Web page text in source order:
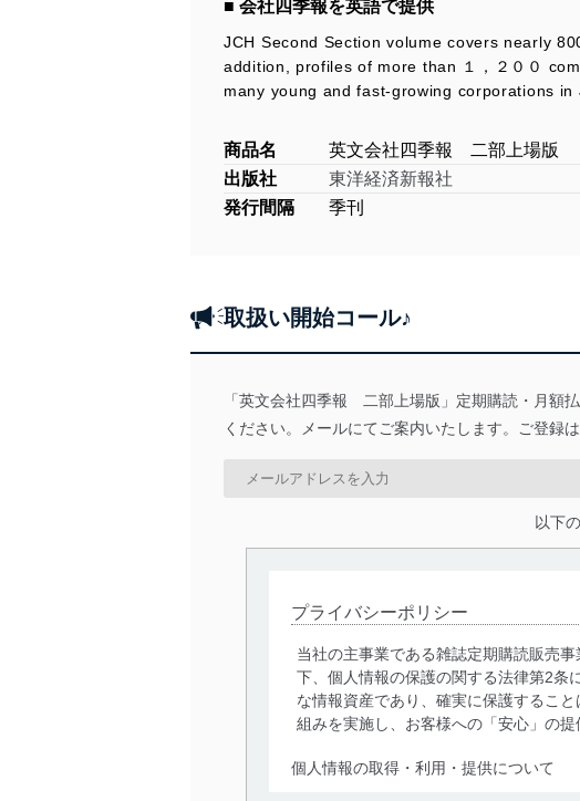
■ 会社四季報を英語で提供
JCH Second Section volume covers nearly
addition, profiles of more than １，２００
many young and fast-growing corporations in
商品名
英文会社四季報 二部上場版
出版社
東洋経済新報社
発行間隔
季刊
取扱い開始コール♪
「英文会社四季報 二部上場版」定期購読・月額
ください。メールにてご案内いたします。ご登録は
以下
プライバシーポリシー
当社の主事業である雑誌定期購読販売
下、個人情報の保護の関する法律第2条
な情報資産であり、確実に保護するこ
組みを実施し、お客様への「安心」の
個人情報の取得・利用・提供について